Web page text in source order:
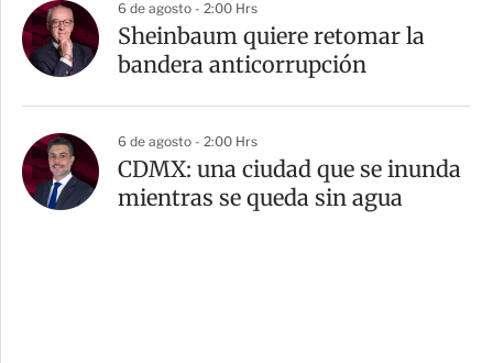
6 de agosto - 2:00 Hrs
Sheinbaum quiere retomar la
bandera anticorrupción
6 de agosto - 2:00 Hrs
CDMX: una ciudad que se inunda
mientras se queda sin agua